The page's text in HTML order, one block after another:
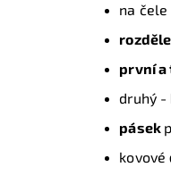
na
první
druhý -
pásek
kovové